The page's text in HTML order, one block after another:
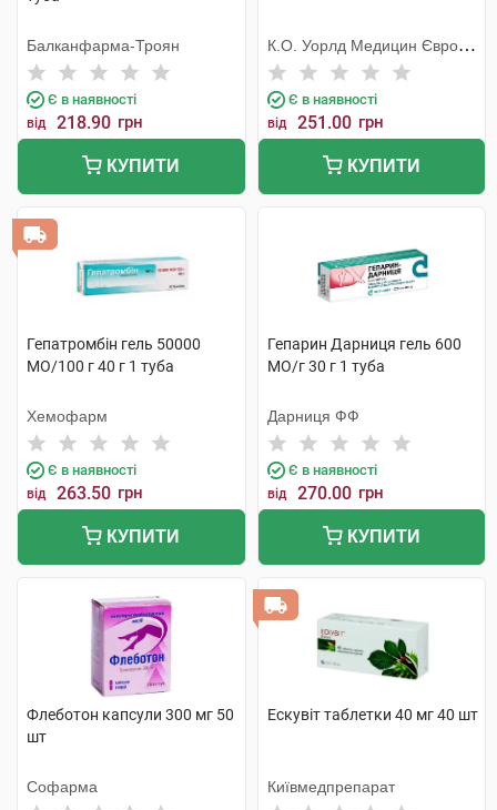
Балканфарма-Троян
Є в наявності
від 218.90 грн
КУПИТИ
К.О. Уорлд Медицин Європа
С.Р.Л.
Є в наявності
від 251.00 грн
КУПИТИ
Гепатромбін гель 50000
МО/100 г 40 г 1 туба
Хемофарм
Є в наявності
від 263.50 грн
КУПИТИ
Гепарин Дарниця гель 600
МО/г 30 г 1 туба
Дарниця ФФ
Є в наявності
від 270.00 грн
КУПИТИ
Флеботон капсули 300 мг 50
шт
Софарма
Ескувіт таблетки 40 мг 40 шт
Київмедпрепарат